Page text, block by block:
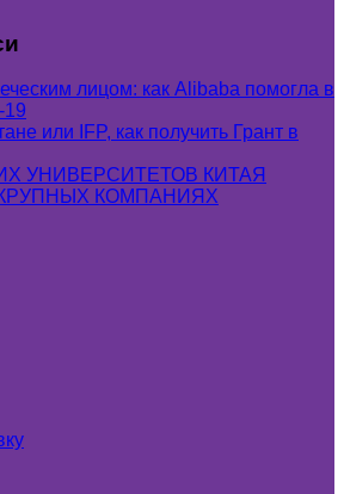
лицом: как Alibaba помогла в
19
или IFP, как получить Грант в
УНИВЕРСИТЕТОВ КИТАЯ
КОМПАНИЯХ